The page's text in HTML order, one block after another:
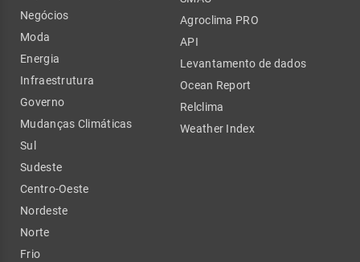
Negócios
Moda
Energia
Infraestrutura
Governo
Mudanças Climáticas
Sul
Sudeste
Centro-Oeste
Nordeste
Norte
Frio
Agroclima PRO
API
Levantamento de dados
Ocean Report
Relclima
Weather Index